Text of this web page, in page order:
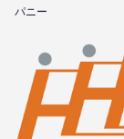
パニー